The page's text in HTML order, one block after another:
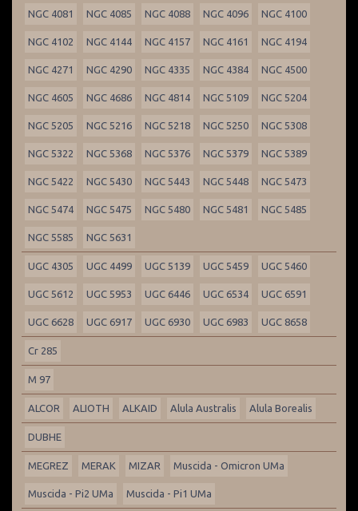
NGC 4081 NGC 4085 NGC 4088 NGC 4096 NGC 4100
NGC 4102 NGC 4144 NGC 4157 NGC 4161 NGC 4194
NGC 4271 NGC 4290 NGC 4335 NGC 4384 NGC 4500
NGC 4605 NGC 4686 NGC 4814 NGC 5109 NGC 5204
NGC 5205 NGC 5216 NGC 5218 NGC 5250 NGC 5308
NGC 5322 NGC 5368 NGC 5376 NGC 5379 NGC 5389
NGC 5422 NGC 5430 NGC 5443 NGC 5448 NGC 5473
NGC 5474 NGC 5475 NGC 5480 NGC 5481 NGC 5485
NGC 5585 NGC 5631
UGC 4305 UGC 4499 UGC 5139 UGC 5459 UGC 5460
UGC 5612 UGC 5953 UGC 6446 UGC 6534 UGC 6591
UGC 6628 UGC 6917 UGC 6930 UGC 6983 UGC 8658
Cr 285
M 97
ALCOR ALIOTH ALKAID Alula Australis Alula Borealis
DUBHE
MEGREZ MERAK MIZAR Muscida - Omicron UMa
Muscida - Pi2 UMa Muscida - Pi1 UMa